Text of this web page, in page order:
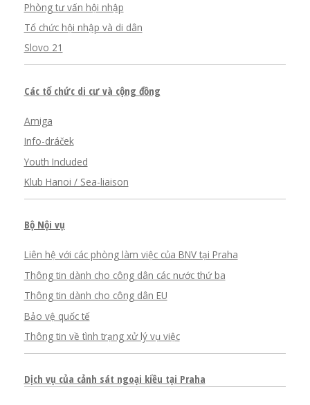
Phòng tư vấn hội nhập
Tổ chức hội nhập và di dân
Slovo 21
Các tổ chức di cư và cộng đồng
Amiga
Info-dráček
Youth Included
Klub Hanoi / Sea-liaison
Bộ Nội vụ
Liên hệ với các phòng làm việc của BNV tại Praha
Thông tin dành cho công dân các nước thứ ba
Thông tin dành cho công dân EU
Bảo vệ quốc tế
Thông tin về tình trạng xử lý vụ việc
Dịch vụ của cảnh sát ngoại kiều tại Praha